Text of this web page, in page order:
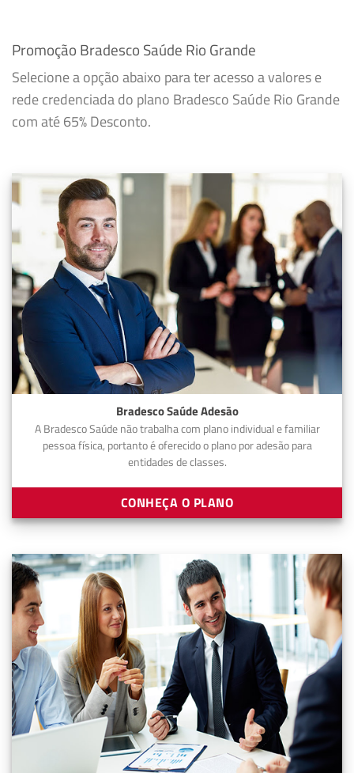
Promoção Bradesco Saúde Rio Grande
Selecione a opção abaixo para ter acesso a valores e
rede credenciada do plano Bradesco Saúde Rio Grande
com até 65% Desconto.
Bradesco Saúde Adesão
A Bradesco Saúde não trabalha com plano individual e familiar
pessoa física, portanto é oferecido o plano por adesão para
entidades de classes.
CONHEÇA O PLANO